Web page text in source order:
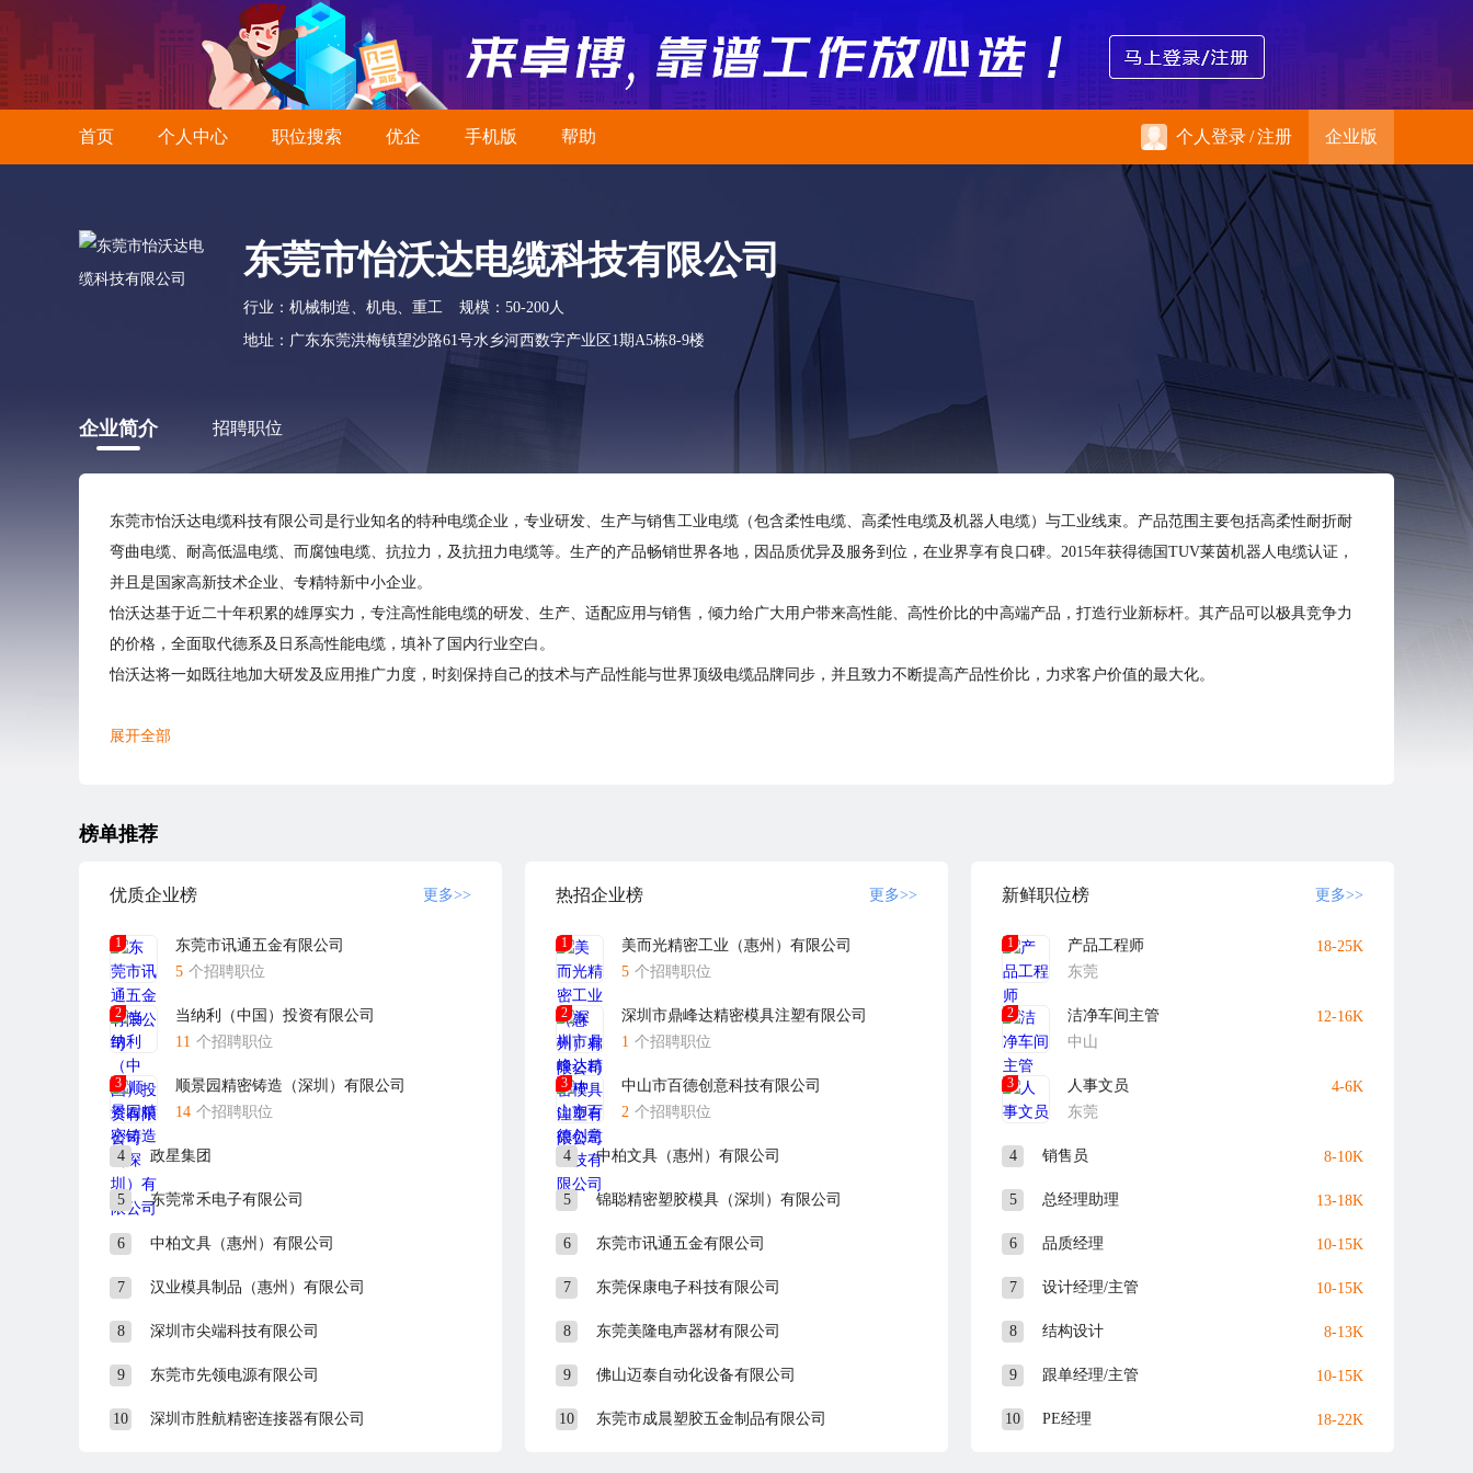
首页 个人中心 职位搜索 优企 手机版 帮助 个人登录/注册 企业版
东莞市怡沃达电缆科技有限公司
行业：机械制造、机电、重工
规模：50-200人
地址：广东东莞洪梅镇望沙路61号水乡河西数字产业区1期A5栋8-9楼
企业简介 招聘职位
东莞市怡沃达电缆科技有限公司是行业知名的特种电缆企业，专业研发、生产与销售工业电缆（包含柔性电缆、高柔性电缆及机器人电缆）与工业线束。产品范围主要包括高柔性耐折耐
弯曲电缆、耐高低温电缆、而腐蚀电缆、抗拉力，及抗扭力电缆等。生产的产品畅销世界各地，因品质优异及服务到位，在业界享有良口碑。2015年获得德国TUV莱茵机器人电缆认证，
并且是国家高新技术企业、专精特新中小企业。
怡沃达基于近二十年积累的雄厚实力，专注高性能电缆的研发、生产、适配应用与销售，倾力给广大用户带来高性能、高性价比的中高端产品，打造行业新标杆。其产品可以极具竞争力
的价格，全面取代德系及日系高性能电缆，填补了国内行业空白。
怡沃达将一如既往地加大研发及应用推广力度，时刻保持自己的技术与产品性能与世界顶级电缆品牌同步，并且致力不断提高产品性价比，力求客户价值的最大化。
展开全部
榜单推荐
优质企业榜 更多>>
1
东莞市讯通五金有限公司
5 个招聘职位
2
当纳利（中国）投资有限公司
11 个招聘职位
3
顺景园精密铸造（深圳）有限公司
14 个招聘职位
4 政星集团
5 东莞常禾电子有限公司
6 中柏文具（惠州）有限公司
7 汉业模具制品（惠州）有限公司
8 深圳市尖端科技有限公司
9 东莞市先领电源有限公司
10 深圳市胜航精密连接器有限公司
热招企业榜 更多>>
1
美而光精密工业（惠州）有限公司
5 个招聘职位
2
深圳市鼎峰达精密模具注塑有限公司
1 个招聘职位
3
中山市百德创意科技有限公司
2 个招聘职位
4 中柏文具（惠州）有限公司
5 锦聪精密塑胶模具（深圳）有限公司
6 东莞市讯通五金有限公司
7 东莞保康电子科技有限公司
8 东莞美隆电声器材有限公司
9 佛山迈泰自动化设备有限公司
10 东莞市成晨塑胶五金制品有限公司
新鲜职位榜 更多>>
1
产品工程师
东莞
18-25K
2
洁净车间主管
中山
12-16K
3
人事文员
东莞
4-6K
4 销售员 8-10K
5 总经理助理 13-18K
6 品质经理 10-15K
7 设计经理/主管 10-15K
8 结构设计 8-13K
9 跟单经理/主管 10-15K
10 PE经理 18-22K